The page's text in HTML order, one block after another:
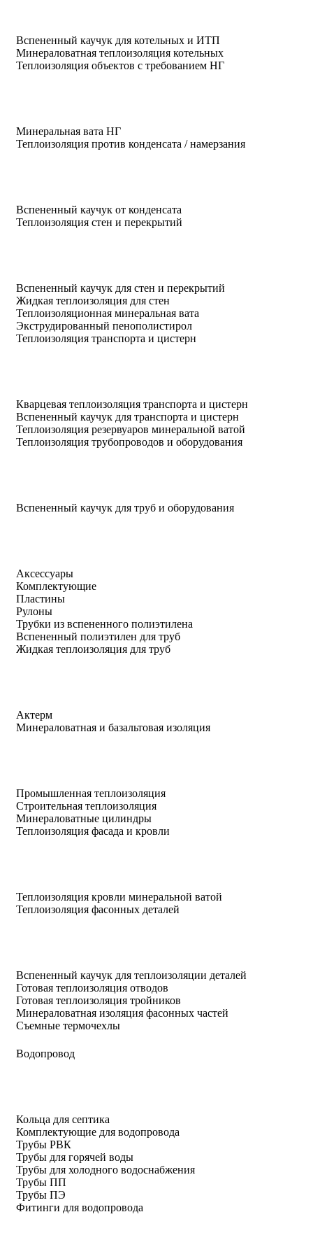
Вспененный каучук для котельных и ИТП
Минераловатная теплоизоляция котельных
Теплоизоляция объектов с требованием НГ
Минеральная вата НГ
Теплоизоляция против конденсата / намерзания
Вспененный каучук от конденсата
Теплоизоляция стен и перекрытий
Вспененный каучук для стен и перекрытий
Жидкая теплоизоляция для стен
Теплоизоляционная минеральная вата
Экструдированный пенополистирол
Теплоизоляция транспорта и цистерн
Кварцевая теплоизоляция транспорта и цистерн
Вспененный каучук для транспорта и цистерн
Теплоизоляция резервуаров минеральной ватой
Теплоизоляция трубопроводов и оборудования
Вспененный каучук для труб и оборудования
Аксессуары
Комплектующие
Пластины
Рулоны
Трубки из вспененного полиэтилена
Вспененный полиэтилен для труб
Жидкая теплоизоляция для труб
Актерм
Минераловатная и базальтовая изоляция
Промышленная теплоизоляция
Строительная теплоизоляция
Минераловатные цилиндры
Теплоизоляция фасада и кровли
Теплоизоляция кровли минеральной ватой
Теплоизоляция фасонных деталей
Вспененный каучук для теплоизоляции деталей
Готовая теплоизоляция отводов
Готовая теплоизоляция тройников
Минераловатная изоляция фасонных частей
Съемные термочехлы
Водопровод
Кольца для септика
Комплектующие для водопровода
Трубы РВК
Трубы для горячей воды
Трубы для холодного водоснабжения
Трубы ПП
Трубы ПЭ
Фитинги для водопровода